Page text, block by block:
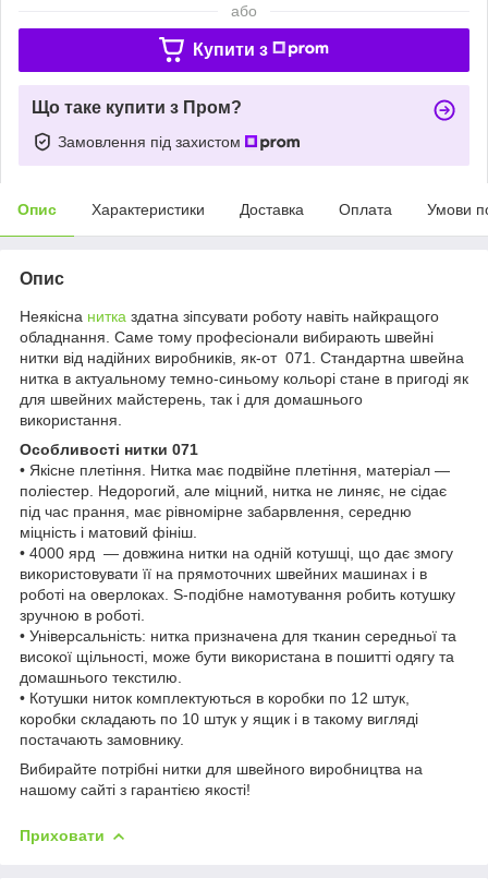
або
Купити з
Що таке купити з Пром?
Замовлення під захистом
Опис Характеристики Доставка Оплата Умови
Опис
Неякісна нитка здатна зіпсувати роботу навіть найкращого
обладнання. Саме тому професіонали вибирають швейні
нитки від надійних виробників, як-от 071. Стандартна швейна
нитка в актуальному темно-синьому кольорі стане в пригоді як
для швейних майстерень, так і для домашнього
використання.
Особливості нитки 071
• Якісне плетіння. Нитка має подвійне плетіння, матеріал —
поліестер. Недорогий, але міцний, нитка не линяє, не сідає
під час прання, має рівномірне забарвлення, середню
міцність і матовий фініш.
• 4000 ярд — довжина нитки на одній котушці, що дає змогу
використовувати її на прямоточних швейних машинах і в
роботі на оверлоках. S-подібне намотування робить котушку
зручною в роботі.
• Універсальність: нитка призначена для тканин середньої та
високої щільності, може бути використана в пошитті одягу та
домашнього текстилю.
• Котушки ниток комплектуються в коробки по 12 штук,
коробки складають по 10 штук у ящик і в такому вигляді
постачають замовнику.
Вибирайте потрібні нитки для швейного виробництва на
нашому сайті з гарантією якості!
Приховати